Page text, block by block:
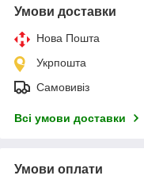
Умови доставки
Нова Пошта
Укрпошта
Самовивіз
Всі умови доставки
Умови оплати